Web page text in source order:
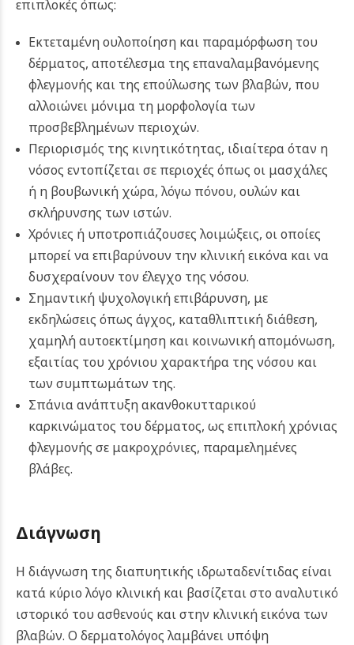
επιπλοκές όπως:
Εκτεταμένη ουλοποίηση και παραμόρφωση του
δέρματος, αποτέλεσμα της επαναλαμβανόμενης
φλεγμονής και της επούλωσης των βλαβών, που
αλλοιώνει μόνιμα τη μορφολογία των
προσβεβλημένων περιοχών.
Περιορισμός της κινητικότητας, ιδιαίτερα όταν η
νόσος εντοπίζεται σε περιοχές όπως οι μασχάλες
ή η βουβωνική χώρα, λόγω πόνου, ουλών και
σκλήρυνσης των ιστών.
Χρόνιες ή υποτροπιάζουσες λοιμώξεις, οι οποίες
μπορεί να επιβαρύνουν την κλινική εικόνα και να
δυσχεραίνουν τον έλεγχο της νόσου.
Σημαντική ψυχολογική επιβάρυνση, με
εκδηλώσεις όπως άγχος, καταθλιπτική διάθεση,
χαμηλή αυτοεκτίμηση και κοινωνική απομόνωση,
εξαιτίας του χρόνιου χαρακτήρα της νόσου και
των συμπτωμάτων της.
Σπάνια ανάπτυξη ακανθοκυτταρικού
καρκινώματος του δέρματος, ως επιπλοκή χρόνιας
φλεγμονής σε μακροχρόνιες, παραμελημένες
βλάβες.
Διάγνωση
Η διάγνωση της διαπυητικής ιδρωταδενίτιδας είναι
κατά κύριο λόγο κλινική και βασίζεται στο αναλυτικό
ιστορικό του ασθενούς και στην κλινική εικόνα των
βλαβών. Ο δερματολόγος λαμβάνει υπόψη